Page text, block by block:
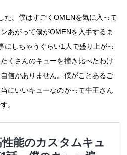
た。僕はすごくOMENを気に入って
あがって僕がOMENを入手するま
にしちゃうぐらい1人で盛り上がっ
くさんのキューを撞き比べたわけ
信がありません。僕がことあるご
にいいキューなのかって牛王さん
。